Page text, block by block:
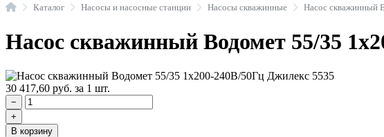
ГлавнаяКаталог Насосы и насосные станции Насосы скважинные
Насос скважинный Водомет 55/35
30 417,60 руб. за 1 шт.
−
+
В корзину